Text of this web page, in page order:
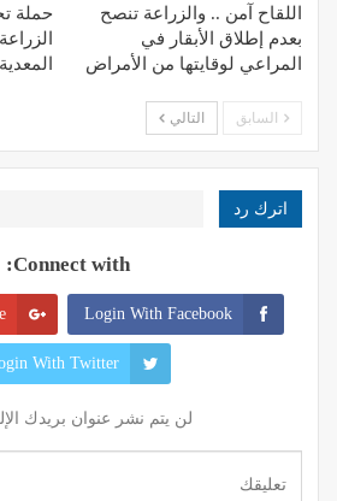
اللقاح آمن .. والزراعة تنصح
بعدم إطلاق الأبقار في
المراعي لوقايتها من الأمراض
حملة
المعدية
السابق التالي
اترك رد
Connect with:
Login With Facebook
With Twitter
لن يتم نشر عنوان بريدك